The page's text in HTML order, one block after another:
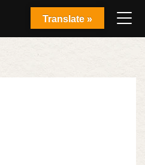
Translate »